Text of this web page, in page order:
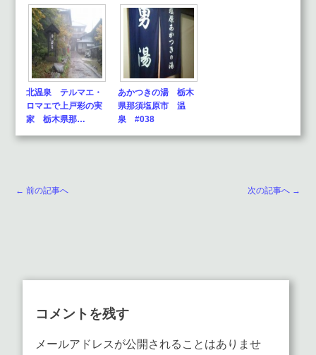
北温泉 テルマエ・
ロマエで上戸彩の実
家 栃木県那…
あかつきの湯 栃木
県那須塩原市 温
泉 #038
← 前の記事へ 次の記事へ →
コメントを残す
メールアドレスが公開されることはありませ